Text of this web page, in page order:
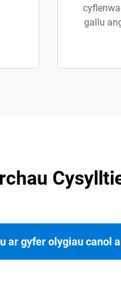
gallu
ar gyfer olygiau canol a